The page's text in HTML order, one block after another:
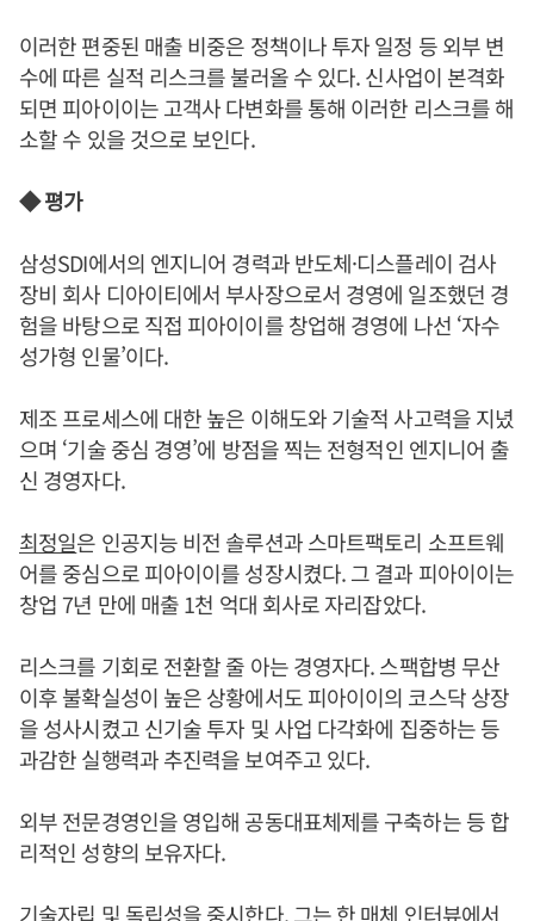
이러한 편중된 매출 비중은 정책이나 투자 일정 등 외부 변
수에 따른 실적 리스크를 불러올 수 있다. 신사업이 본격화
되면 피아이이는 고객사 다변화를 통해 이러한 리스크를 해
소할 수 있을 것으로 보인다.
◆ 평가
삼성SDI에서의 엔지니어 경력과 반도체·디스플레이 검사
장비 회사 디아이티에서 부사장으로서 경영에 일조했던 경
험을 바탕으로 직접 피아이이를 창업해 경영에 나선 ‘자수
성가형 인물’이다.
제조 프로세스에 대한 높은 이해도와 기술적 사고력을 지녔
으며 ‘기술 중심 경영’에 방점을 찍는 전형적인 엔지니어 출
신 경영자다.
최정일은 인공지능 비전 솔루션과 스마트팩토리 소프트웨
어를 중심으로 피아이이를 성장시켰다. 그 결과 피아이이는
창업 7년 만에 매출 1천 억대 회사로 자리잡았다.
리스크를 기회로 전환할 줄 아는 경영자다. 스팩합병 무산
이후 불확실성이 높은 상황에서도 피아이이의 코스닥 상장
을 성사시켰고 신기술 투자 및 사업 다각화에 집중하는 등
과감한 실행력과 추진력을 보여주고 있다.
외부 전문경영인을 영입해 공동대표체제를 구축하는 등 합
리적인 성향의 보유자다.
기술자립 및 독립성을 중시한다. 그는 한 매체 인터뷰에서